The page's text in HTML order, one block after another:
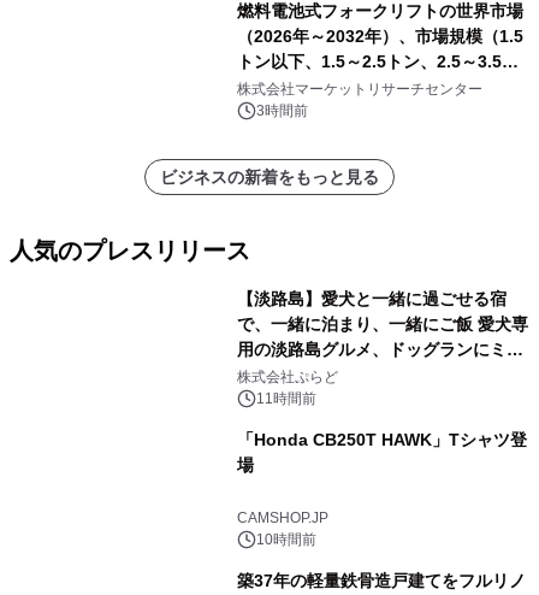
燃料電池式フォークリフトの世界市場
（2026年～2032年）、市場規模（1.5
トン以下、1.5～2.5トン、2.5～3.5ト
ン、3.5～5.0トン、その他）・分析レ
ポートを発表
株式会社マーケットリサーチセンター
3時間前
ビジネスの新着をもっと見る
人気のプレスリリース
【淡路島】愛犬と一緒に過ごせる宿
で、一緒に泊まり、一緒にご飯 愛犬専
用の淡路島グルメ、ドッグランにミニ
プール グランピングとトレーラーハウ
スの2施設で
株式会社ぷらど
11時間前
「Honda CB250T HAWK」Tシャツ登
場
CAMSHOP.JP
10時間前
築37年の軽量鉄骨造戸建てをフルリノ